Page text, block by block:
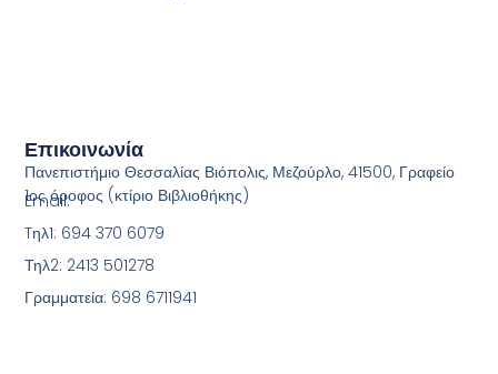
Επικοινωνία
Πανεπιστήμιο Θεσσαλίας Βιόπολις, Μεζούρλο, 41500, Γραφείο
1ος όροφος (κτίριο Βιβλιοθήκης)
Email:
Tηλ1: 694 370 6079
Τηλ2: 2413 501278
Γραμματεία: 698 6711941